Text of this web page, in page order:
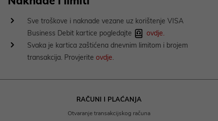
Sve troškove i naknade vezane uz korištenje VISA
Business Debit kartice pogledajte
ovdje.
Svaka je kartica zaštićena dnevnim limitom i brojem
transakcija. Provjerite ovdje.
RAČUNI I PLAĆANJA
Otvaranje transakcijskog računa